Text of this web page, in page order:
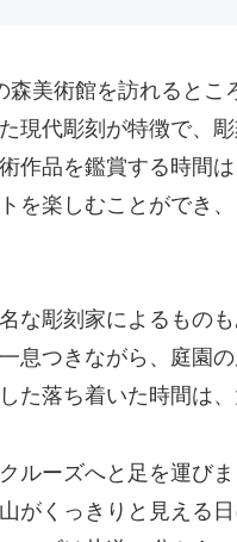
森美術館を訪れると
現代彫刻が特徴で、
作品を鑑賞する時間
を楽しむことができ
な彫刻家によるもの
息つきながら、庭園
た落ち着いた時間は
ルーズへと足を運び
がくっきりと見える